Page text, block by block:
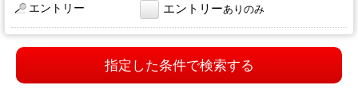
エントリー エントリーありのみ
指定した条件で検索する